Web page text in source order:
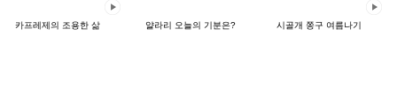
카프레제의 조용한 삶 얄라리 오늘의 기분은? 시골개 쫑구 여름나기